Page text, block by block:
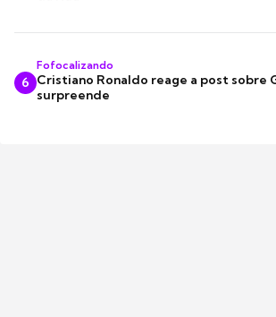
6
Fofocalizando
Cristiano Ronaldo reage a post sobre
surpreende